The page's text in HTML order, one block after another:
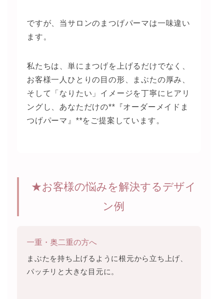
ですが、当サロンのまつげパーマは一味違い
ます。
私たちは、単にまつげを上げるだけでなく、
お客様一人ひとりの目の形、まぶたの厚み、
そして「なりたい」イメージを丁寧にヒアリ
ングし、あなただけの**『オーダーメイドま
つげパーマ』**をご提案しています。
★お客様の悩みを解決するデザイ
ン例
一重・奥二重の方へ
まぶたを持ち上げるように根元から立ち上げ、
パッチリと大きな目元に。